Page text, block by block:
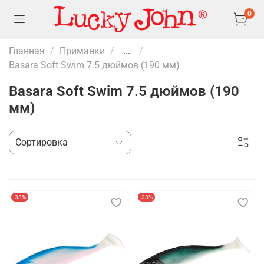
0
Главная Приманки
...
Basara Soft Swim 7.5 дюймов (190 мм)
Basara Soft Swim 7.5 дюймов (190
мм)
-33% -33%